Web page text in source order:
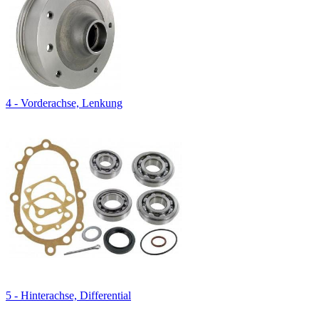
4 - Vorderachse, Lenkung
5 - Hinterachse, Differential